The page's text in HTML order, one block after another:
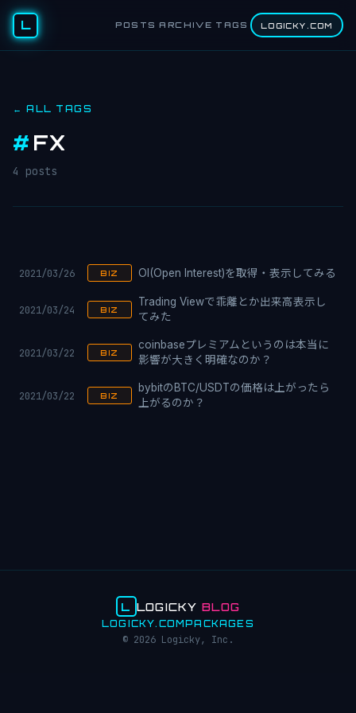
L POSTS ARCHIVE TAGS LOGICKY.COM
← ALL TAGS
# FX
4 posts
2021/03/26 BIZ OI(Open Interest)を取得・表示してみる
2021/03/24 BIZ
Trading Viewで乖離とか出来高表示し
てみた
2021/03/22 BIZ
coinbaseプレミアムというのは本当に
影響が大きく明確なのか？
2021/03/22 BIZ
bybitのBTC/USDTの価格は上がったら
上がるのか？
L LOGICKYBLOG
LOGICKY.COM PACKAGES
© 2026 Logicky, Inc.